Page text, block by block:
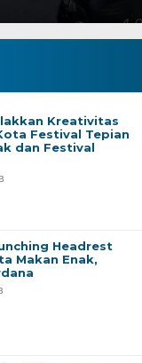
Kreativitas
Festival Tepian
dan Festival
Headrest
Makan Enak,